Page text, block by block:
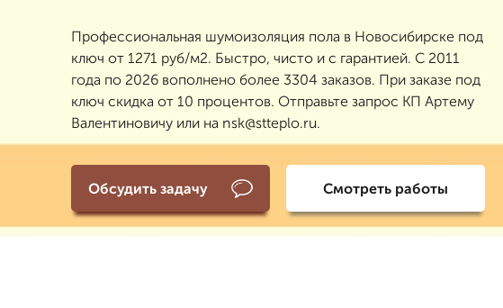
Профессиональная шумоизоляция пола в Новосибирске под
ключ от 1271 руб/м2. Быстро, чисто и с гарантией. С 2011
года по 2026 вополнено более 3304 заказов. При заказе под
ключ скидка от 10 процентов. Отправьте запрос КП Артему
Валентиновичу или на nsk@stteplo.ru.
Обсудить задачу Смотреть работы